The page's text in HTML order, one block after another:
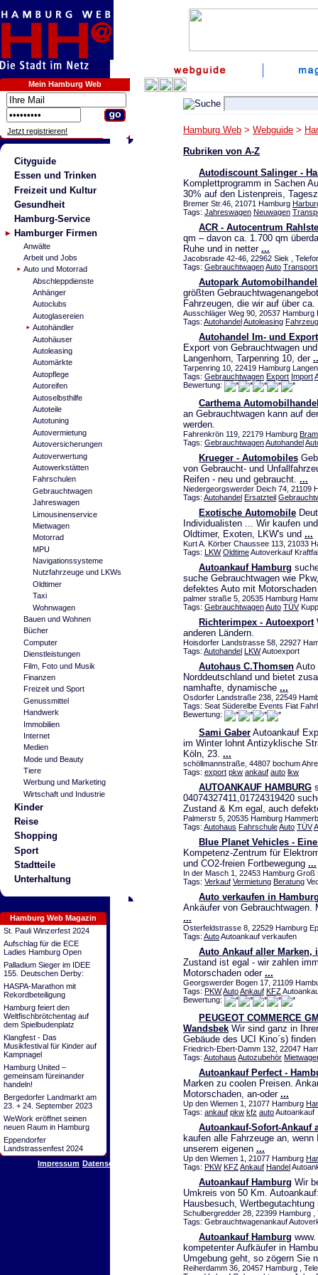
Mein Hamburg Web
Jetzt registrieren!
Cityguide
Essen und Trinken
Freizeit und Kultur
Gesundheit
Hamburg-Service
Hamburger Firmen
Anwälte
Arbeit und Jobs
Auto und Motorrad
Abschleppdienste
Anhänger
Autoclubs
Autoglasereien
Autohändler
Autohäuser
Autoleasing
Automärkte
Autopflege
Autoreifen
Autoselbsthilfe
Autoteile
Autotuning
Autovermietung
Autoversicherungen
Autoverwertung
Autowerkstätten
Fahrschulen
Gebrauchtwagen
Jahreswagen
Limousinenservice
Mietwagen
Motorrad
MPU
Navigationssysteme
Nutzfahrzeuge und LKWs
Oldtimer
Taxi
Wohnwagen
Bauen und Wohnen
Bücher
Computer
Dienstleistungen
Film, Foto und Musik
Finanzen
Freizeit und Sport
Genussmittel
Handwerk
Immobilien
Internet
Medien
Mode und Beauty
Tiere
Werbung und Marketing
Wirtschaft und Industrie
Kinder
Reise
Shopping
Sport
Stadtteile
Unterhaltung
Hamburg Web Magazin
St. Pauli Winzerfest 2024
Aufschlag für die ECE
Ladies Hamburg Open
Palladium Sieger im IDEE
155. Deutschen Derby:
HASPA-Marathon mit
Rekordbeteiligung
Hamburg feiert den
Weltfischbrötchentag auf
dem Spielbudenplatz
Klangfest - Das
Musikfestival für Kinder auf
Kampnagel
Hamburg United –
gemeinsam füreinander
handeln!
Bergedorfer Landmarkt am
23. + 24. September 2023
WeWork eröffnet seinen
neuen Raum in Hamburg
Eppendorfer
Landstrassenfest 2024
Impressum Datenschutz
Hamburg Web > Webguide >
Rubriken von A-Z
Autodiscount Salinger -
Komplettprogramm in Sachen
30% auf den Listenpreis,
Bremer Str.46, 21071 Hamburg
Tags: Jahreswagen Neuwagen
ACR - Autocentrum
qm – davon ca. 1.700 qm
Ruhe und in netter ...
Jacobsrade 42-46, 22962 Siek ,
Tags: GebrauchtwagenAuto
Autopark
größten
Fahrzeugen, die wir auf über ca.
Ausschläger Weg 90, 20537 Hamburg
Tags: AutohandelAutoleasing Fahrzeug
Autohandel Im- und
Export von Gebrauchtwagen
Langenhorn, Tarpenring 10, der
Tarpenring 10, 22419 Hamburg
Tags: Gebrauchtwagen Export Import
Bewertung:
Carthema
an Gebrauchtwagen kann auf
werden.
Fahrenkrön 119, 22179 Hamburg
Tags: GebrauchtwagenAutohandel
Krueger - Automobiles
von Gebraucht- und
Reifen - neu und gebraucht. ...
Niedergeorgswerder Deich 74, 21109
Tags: Autohandel Ersatzteil
Exotische Automobile
Individualisten ... Wir kaufen
Oldtimer, Exoten, LKW's und ...
Kurt A. Körber Chaussee 113, 21033
Tags: LKW OldtimeAutoverkauf
Autoankauf Hamburg
suche Gebrauchtwagen wie
defektes Auto mit
palmer straße 5, 20535 Hamburg
Tags: GebrauchtwagenAuto TÜV
Richterimpex - Autoexport
anderen Ländern.
Hoisdorfer Landstrasse 58, 22927
Tags: Autohandel LKWAutoexport
Autohaus C.Thomsen Auto
Norddeutschland und bietet
namhafte, dynamische ...
Osdorfer Landstraße 238, 22549
Tags: Seat Süderelbe Events Fiat
Bewertung:
Sami Gaber Autoankauf
im Winter lohnt Antizyklische
Köln, 23. ...
schöllmannstraße, 44807 bochum
Tags: export pkw ankauf auto lkw
AUTOANKAUF HAMBURG
04074327411,01724319420
Zustand & Km egal, auch
Palmerstr 5, 20535 Hamburg
Tags: Autohaus FahrschuleAuto TÜV
Blue Planet Vehicles -
Kompetenz-Zentrum für
und CO2-freien Fortbewegung ...
In der Masch 1, 22453 Hamburg
Tags: Verkauf Vermietung Beratung
Auto verkaufen in
Ankäufer von Gebrauchtwagen.
...
Osterfeldstrasse 8, 22529 Hamburg
Tags: AutoAutoankauf verkaufen
Auto Ankauf aller Marken,
Zustand ist egal - wir zahlen
Motorschaden oder ...
Georgswerder Bogen 17, 21109
Tags: PKWAutoAnkauf KFZ
Bewertung:
PEUGEOT COMMERCE
Wandsbek Wir sind ganz in
Gebäude des UCI Kino´s)
Friedrich-Ebert-Damm 132, 22047
Tags: Autohaus Autozubehör
Autoankauf Perfect -
Marken zu coolen Preisen.
Motorschaden, an-oder ...
Up den Wiemen 1, 21077 Hamburg
Tags: ankauf pkw kfz autoAutoankauf
Autoankauf-Sofort-Ankauf
kaufen alle Fahrzeuge an,
unserem eigenen ...
Up den Wiemen 1, 21077 Hamburg
Tags: PKW KFZAnkauf Handel
Autoankauf Hamburg Wir
Umkreis von 50 Km.
Hausbesuch,
Schulbergredder 28, 22399 Hamburg ,
Tags: Gebrauchtwagenankauf
Autoankauf Hamburg
kompetenter Aufkäufer in
Umgebung geht, so zögern Sie
Reiherdamm 36, 20457 Hamburg ,